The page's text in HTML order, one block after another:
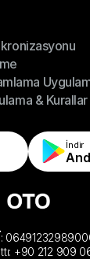
& Kurallar
& Kurallar
İndir
+90 212 909